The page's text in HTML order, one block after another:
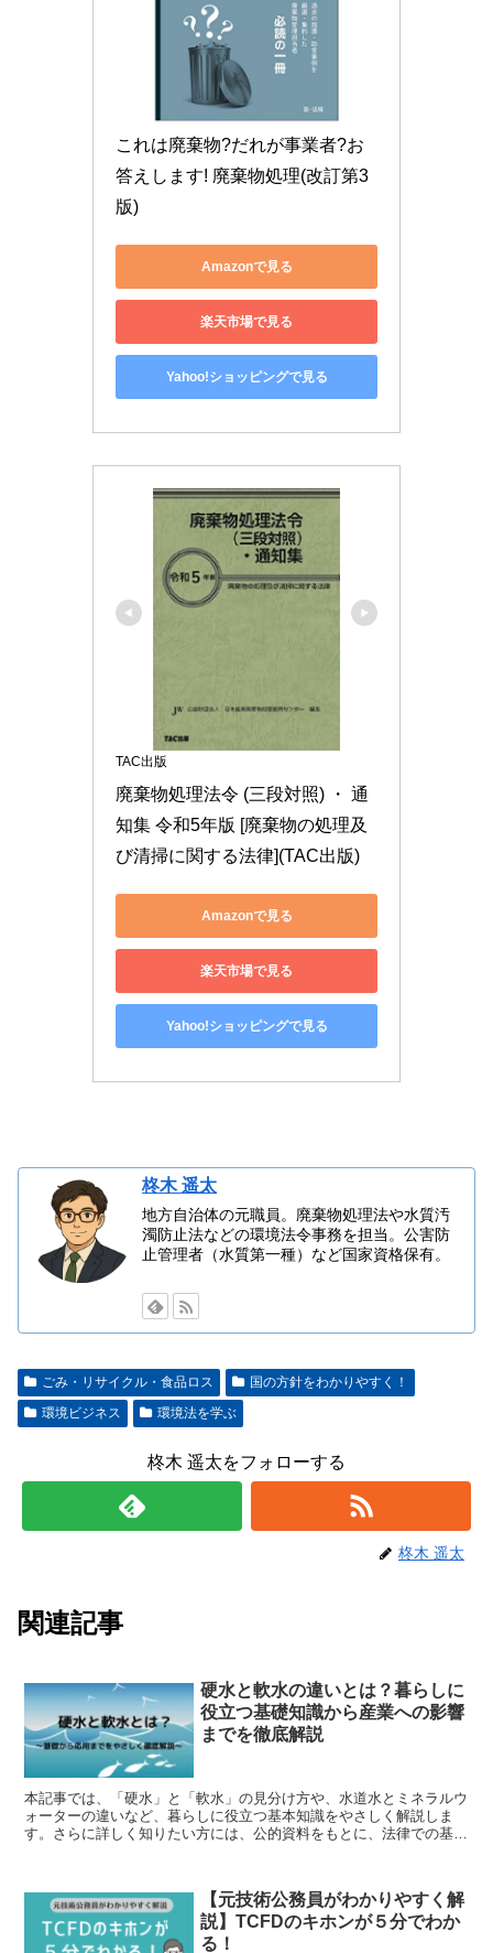
これは廃棄物?だれが事業者?お
答えします! 廃棄物処理(改訂第3
版)
Amazonで見る
楽天市場で見る
Yahoo!ショッピングで見る
TAC出版
廃棄物処理法令 (三段対照) ・ 通
知集 令和5年版 [廃棄物の処理及
び清掃に関する法律](TAC出版)
Amazonで見る
楽天市場で見る
Yahoo!ショッピングで見る
柊木 遥太
地方自治体の元職員。廃棄物処理法や水質汚
濁防止法などの環境法令事務を担当。公害防
止管理者（水質第一種）など国家資格保有。
ごみ・リサイクル・食品ロス
国の方針をわかりやすく！
環境ビジネス
環境法を学ぶ
柊木 遥太をフォローする
柊木 遥太
関連記事
硬水と軟水の違いとは？暮らしに
役立つ基礎知識から産業への影響
までを徹底解説
本記事では、「硬水」と「軟水」の見分け方や、水道水とミネラルウ
ォーターの違いなど、暮らしに役立つ基本知識をやさしく解説しま
す。さらに詳しく知りたい方には、公的資料をもとに、法律での基準
【元技術公務員がわかりやすく解
説】TCFDのキホンが５分でわか
る！